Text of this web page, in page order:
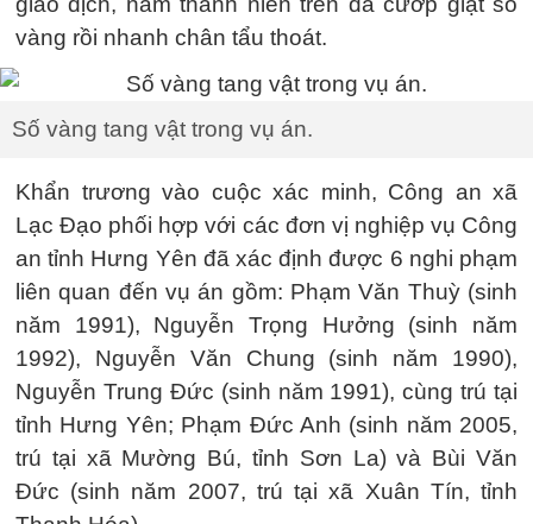
vàng rồi nhanh chân tẩu thoát.
Số vàng tang vật trong vụ án.
Khẩn trương vào cuộc xác minh, Công an xã
Lạc Đạo phối hợp với các đơn vị nghiệp vụ Công
an tỉnh Hưng Yên đã xác định được 6 nghi phạm
liên quan đến vụ án gồm: Phạm Văn Thuỳ (sinh
năm 1991), Nguyễn Trọng Hưởng (sinh năm
1992), Nguyễn Văn Chung (sinh năm 1990),
Nguyễn Trung Đức (sinh năm 1991), cùng trú tại
tỉnh Hưng Yên; Phạm Đức Anh (sinh năm 2005,
trú tại xã Mường Bú, tỉnh Sơn La) và Bùi Văn
Đức (sinh năm 2007, trú tại xã Xuân Tín, tỉnh